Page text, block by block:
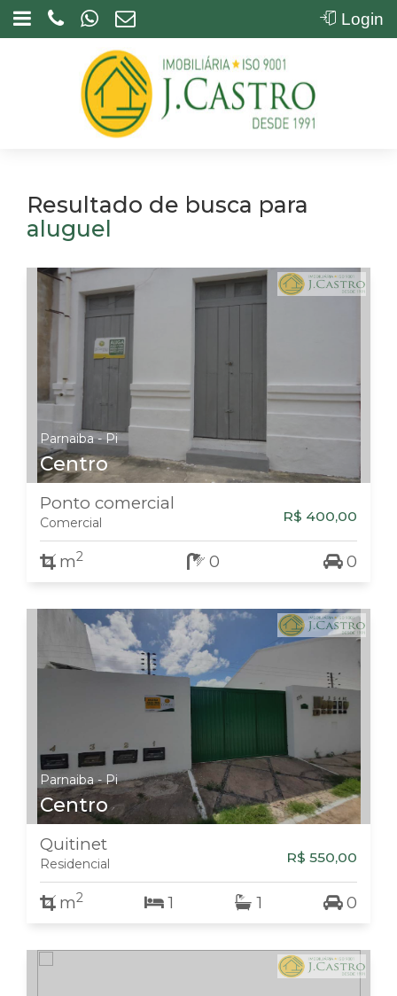
Login
Resultado de busca para
aluguel
Parnaiba - Pi
Centro
Ponto comercial
Comercial R$ 400,00
m2 0 0
Parnaiba - Pi
Centro
Quitinet
Residencial R$ 550,00
m2 1 1 0